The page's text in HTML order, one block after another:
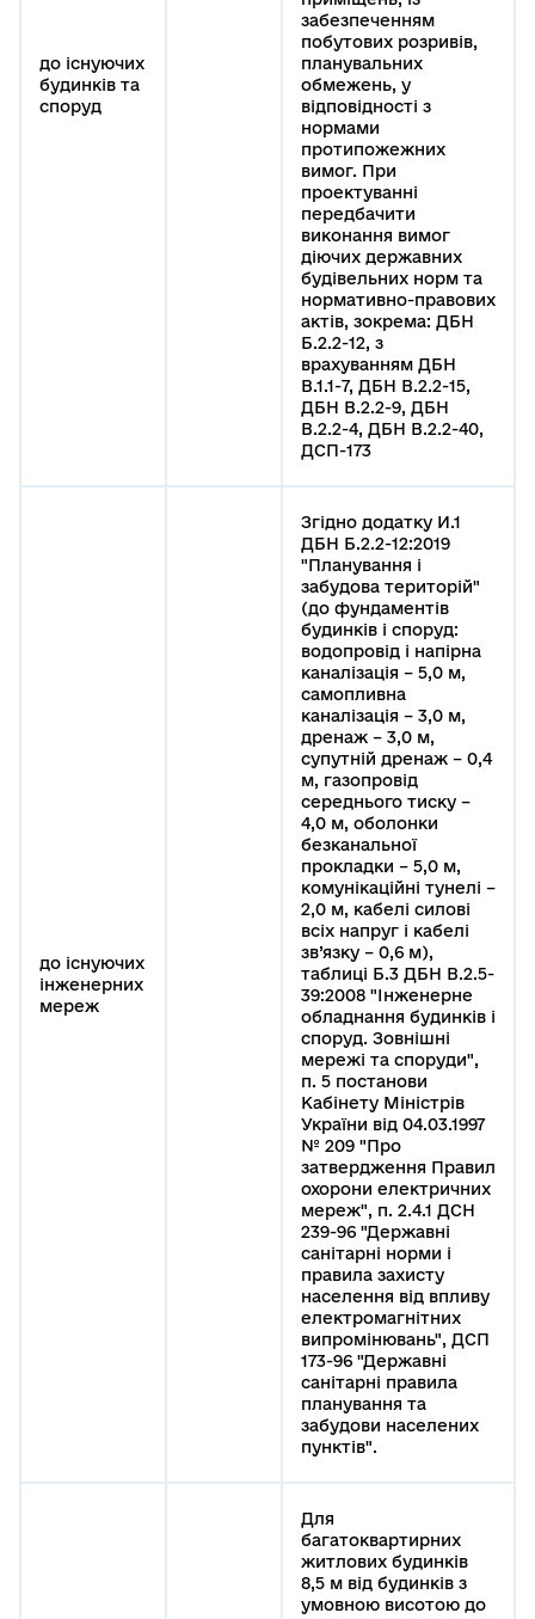
до існуючих
будинків та
споруд
забезпеченням
побутових розривів,
планувальних
обмежень, у
відповідності з
нормами
протипожежних
вимог. При
проектуванні
передбачити
виконання вимог
діючих державних
будівельних норм та
нормативно-правових
актів, зокрема: ДБН
Б.2.2-12, з
врахуванням ДБН
В.1.1-7, ДБН В.2.2-15,
ДБН В.2.2-9, ДБН
В.2.2-4, ДБН В.2.2-40,
ДСП-173
до існуючих
інженерних
мереж
Згідно додатку И.1
ДБН Б.2.2-12:2019
"Планування і
забудова територій"
(до фундаментів
будинків і споруд:
водопровід і напірна
каналізація – 5,0 м,
самопливна
каналізація – 3,0 м,
дренаж – 3,0 м,
супутній дренаж – 0,4
м, газопровід
середнього тиску –
4,0 м, оболонки
безканальної
прокладки – 5,0 м,
комунікаційні тунелі –
2,0 м, кабелі силові
всіх напруг і кабелі
зв’язку – 0,6 м),
таблиці Б.3 ДБН В.2.5-
39:2008 "Інженерне
обладнання будинків і
споруд. Зовнішні
мережі та споруди",
п. 5 постанови
Кабінету Міністрів
України від 04.03.1997
№ 209 "Про
затвердження Правил
охорони електричних
мереж", п. 2.4.1 ДСН
239-96 "Державні
санітарні норми і
правила захисту
населення від впливу
електромагнітних
випромінювань", ДСП
173-96 "Державні
санітарні правила
планування та
забудови населених
пунктів".
Для
багатоквартирних
житлових будинків
8,5 м від будинків з
умовною висотою до